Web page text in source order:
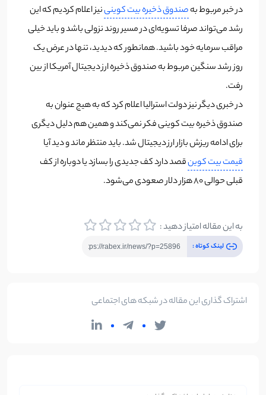
در خبر مربوط بهصندوق ذخیره بیت کوینینیز اعلام کردیم که این
رشد می‌تواند صرفا تسویه‌ای در مسیر روند نزولی باشد و باید خیلی
مراقب سرمایه‌ خود باشید. همانطور که دیدید، تنها در عرض یک
روز رشد سنگین مربوط به صندوق ذخیره ارز دیجیتال آمریکا از بین
رفت.
در خبری دیگر نیز دولت استرالیا اعلام کرد که به هیج عنوان به
صندوق ذخیره بیت کوینی فکر نمی‌کند و همین هم دلیل دیگری
برای ادامه ریزش بازار ارز دیجیتال شد. باید منتظر ماند و دید آیا
قیمت بیت کوینقصد دارد کف جدیدی را بسازد یا دوباره از کف
قبلی حوالی 80 هزار دلار صعودی می‌شود.
به این مقاله امتیاز دهید :
لینک کوتاه :
اشتراک گذاری این مقاله در شبکه های اجتماعی